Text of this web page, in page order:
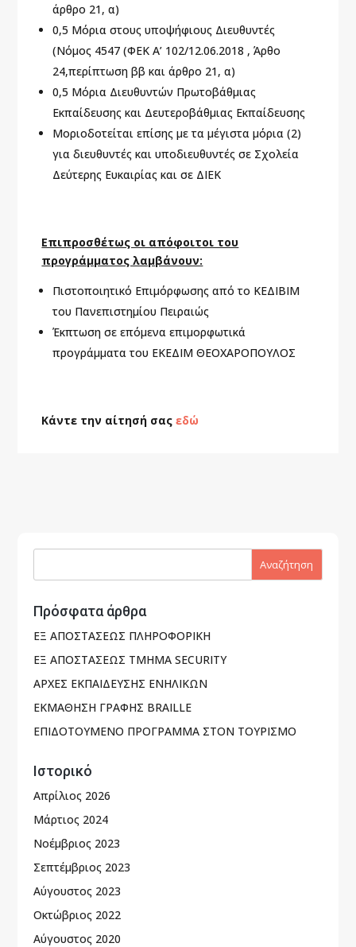
άρθρο 21, α)
0,5 Μόρια στους υποψήφιους Διευθυντές
(Nόμος 4547 (ΦΕΚ Α’ 102/12.06.2018 , Άρθο
24,περίπτωση ββ και άρθρο 21, α)
0,5 Μόρια Διευθυντών Πρωτοβάθμιας
Εκπαίδευσης και Δευτεροβάθμιας Εκπαίδευσης
Μοριοδοτείται επίσης με τα μέγιστα μόρια (2)
για διευθυντές και υποδιευθυντές σε Σχολεία
Δεύτερης Ευκαιρίας και σε ΔΙΕΚ
Επιπροσθέτως οι απόφοιτοι του
προγράμματος λαμβάνουν:
Πιστοποιητικό Επιμόρφωσης από το ΚΕΔΙΒΙΜ
του Πανεπιστημίου Πειραιώς
Έκπτωση σε επόμενα επιμορφωτικά
προγράμματα του ΕΚΕΔΙΜ ΘΕΟΧΑΡΟΠΟΥΛΟΣ
Κάντε την αίτησή σαςεδώ
Πρόσφατα άρθρα
ΕΞ ΑΠΟΣΤΑΣΕΩΣ ΠΛΗΡΟΦΟΡΙΚΗ
ΕΞ ΑΠΟΣΤΑΣΕΩΣ ΤΜΗΜΑ SECURITY
ΑΡΧΕΣ ΕΚΠΑΙΔΕΥΣΗΣ ΕΝΗΛΙΚΩΝ
ΕΚΜΑΘΗΣΗ ΓΡΑΦΗΣ BRAILLE
ΕΠΙΔΟΤΟΥΜΕΝΟ ΠΡΟΓΡΑΜΜΑ ΣΤΟΝ ΤΟΥΡΙΣΜΟ
Ιστορικό
Απρίλιος 2026
Μάρτιος 2024
Νοέμβριος 2023
Σεπτέμβριος 2023
Αύγουστος 2023
Οκτώβριος 2022
Αύγουστος 2020